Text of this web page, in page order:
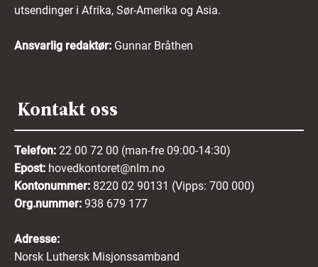
utsendinger i Afrika, Sør-Amerika og Asia.
Ansvarlig redaktør: Gunnar Bråthen
Kontakt oss
Telefon: 22 00 72 00 (man-fre 09:00-14:30)
Epost: hovedkontoret@nlm.no
Kontonummer: 8220 02 90131 (Vipps: 700 000)
Org.nummer: 938 679 177
Adresse:
Norsk Luthersk Misjonssamband